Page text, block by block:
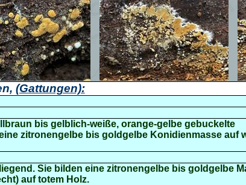
(Gattungen):
bis gelblich-weiße, orange-gelbe gebuckelte
zitronengelbe bis goldgelbe Konidienmasse auf
Sie bilden eine zitronengelbe bis goldgelbe
auf totem Holz.